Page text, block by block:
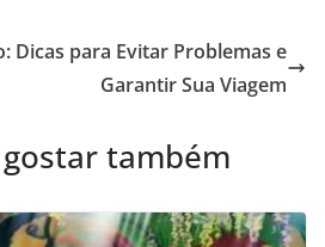
Dicas para Evitar Problemas e
Garantir Sua Viagem
também